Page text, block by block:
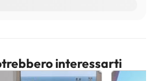
interessarti